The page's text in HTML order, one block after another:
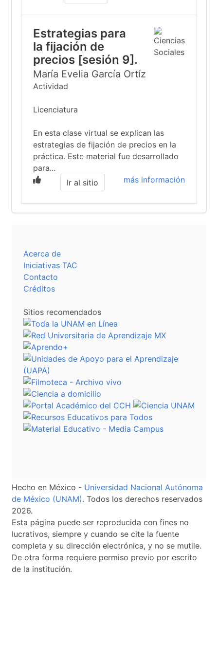
Estrategias para
la fijación de
precios [sesión 9].
María Evelia García Ortíz
Actividad
Licenciatura
En esta clase virtual se explican las
estrategias de fijación de precios en la
práctica. Este material fue desarrollado
para...
más información
Ir al sitio
Acerca de
Iniciativas TAC
Contacto
Créditos
Sitios recomendados
Hecho en México - Universidad Nacional Autónoma
de México (UNAM). Todos los derechos reservados
2026.
Esta página puede ser reproducida con fines no
lucrativos, siempre y cuando se cite la fuente
completa y su dirección electrónica, y no se mutile.
De otra forma requiere permiso previo por escrito
de la institución.